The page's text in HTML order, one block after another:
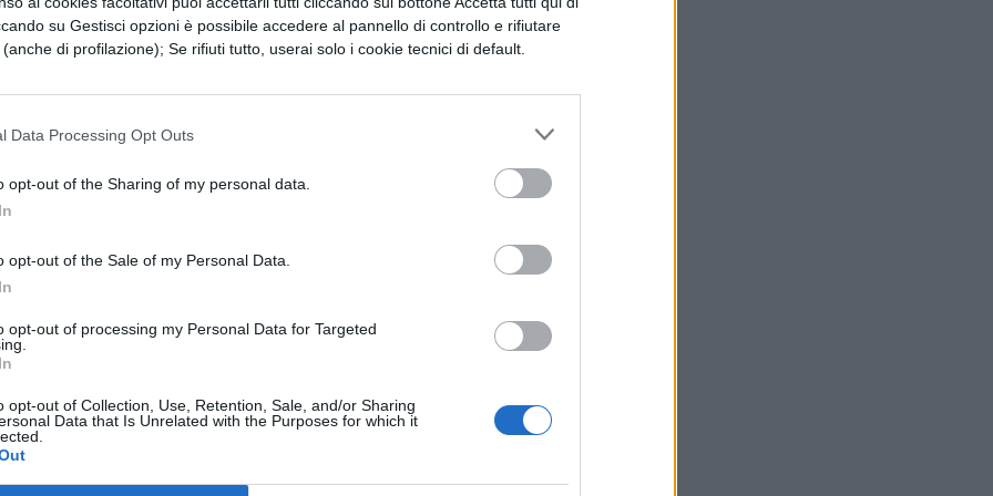
su Gestisci opzioni è possibile accedere al pannello di controllo e rifiutare
di profilazione); Se rifiuti tutto, userai solo i cookie tecnici di default.
Data Processing Opt Outs
opt-out of the Sharing of my personal data.
opt-out of the Sale of my Personal Data.
opt-out of processing my Personal Data for Targeted
opt-out of Collection, Use, Retention, Sale, and/or Sharing
Data that Is Unrelated with the Purposes for which it
com'era.
il pino
terre straniere
non i propri.
scoscesi,
di bronzo,
eserciti,
all'ozio.
solcata
cosa da s?
spontaneamente,
di monte,
dei rovi